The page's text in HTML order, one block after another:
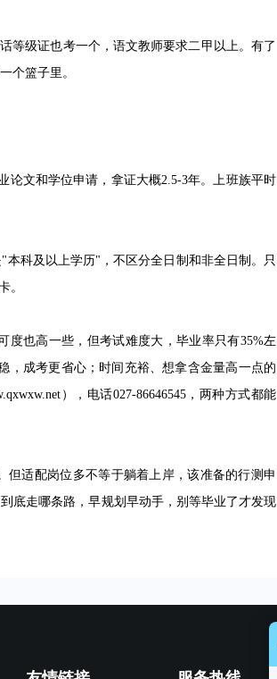
级证也考一个，语文教师要求二甲以上。有了
个篮子里。
文和学位申请，拿证大概2.5-3年。上班族平时
科及以上学历"，不区分全日制和非全日制。只
。
也高一些，但考试难度大，毕业率只有35%左
，成考更省心；时间充裕、想拿含金量高一点的
），电话027-86646545，两种方式都能
适配岗位多不等于躺着上岸，该准备的行测申
底走哪条路，早规划早动手，别等毕业了才发现